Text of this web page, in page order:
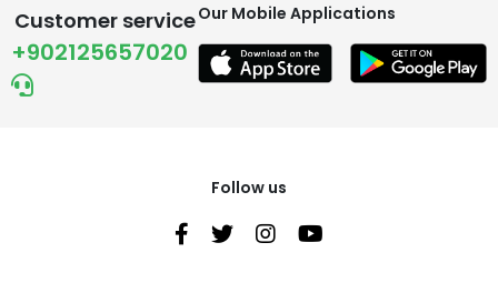
Customer service
+902125657020
Our Mobile Applications
Follow us